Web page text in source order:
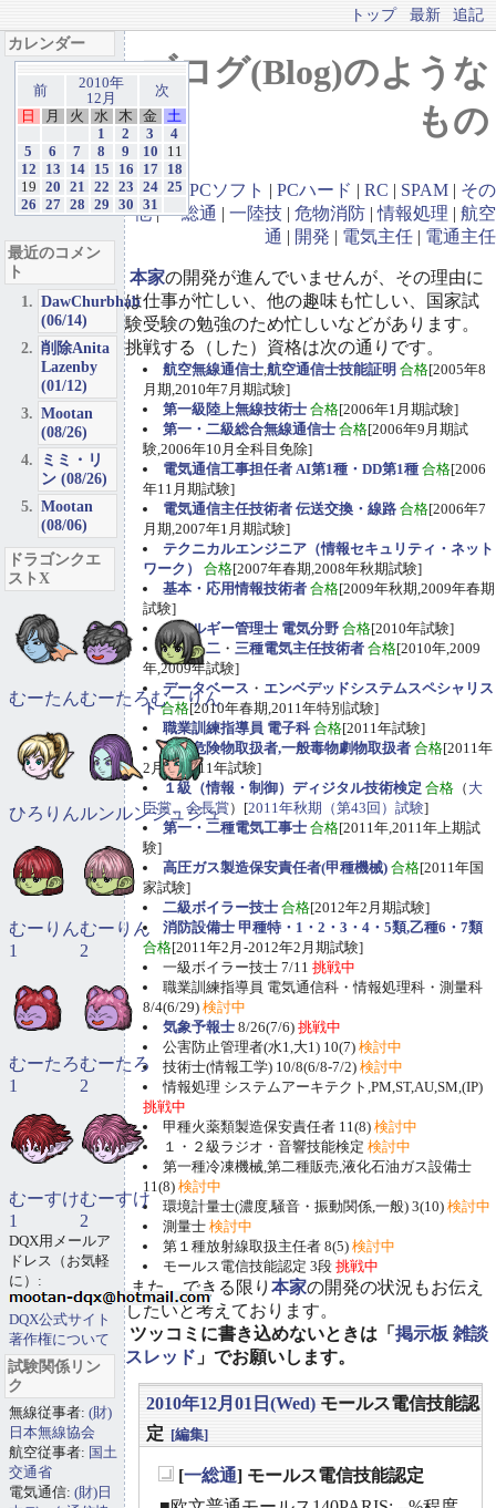
トップ 最新 追記
ブログ(Blog)のような
もの
GBA| PCソフト | PCハード | RC | SPAM | その
他|一総通 | 一陸技 | 危物消防 |情報処理 | 航空
通 | 開発 | 電気主任 | 電通主任
本家の開発が進んでいませんが、その理由に
は仕事が忙しい、他の趣味も忙しい、国家試
験受験の勉強のため忙しいなどがあります。
挑戦する（した）資格は次の通りです。
航空無線通信士,航空通信士技能証明 合格[2005年8
月期,2010年7月期試験]
第一級陸上無線技術士 合格[2006年1月期試験]
第一・二級総合無線通信士 合格[2006年9月期試
験,2006年10月全科目免除]
電気通信工事担任者 AI第1種・DD第1種 合格[2006
年11月期試験]
電気通信主任技術者 伝送交換・線路 合格[2006年7
月期,2007年1月期試験]
テクニカルエンジニア（情報セキュリティ・ネット
ワーク）
合格[2007年春期,2008年秋期試験]
基本・応用情報技術者 合格[2009年秋期,2009年春期
試験]
エネルギー管理士 電気分野 合格[2010年試験]
第一・二 ・ 三種電気主任技術者 合格[2010年,2009
年,2009年試験]
データベース ・ エンベデッドシステムスペシャリス
ト 合格[2010年春期,2011年特別試験]
職業訓練指導員 電子科 合格[2011年試験]
甲種危険物取扱者,一般毒物劇物取扱者 合格[2011年
2月期,2011年試験]
１級（情報・制御）ディジタル技術検定 合格 （ 大
臣賞、会長賞）[2011年秋期（第43回）試験]
第一・二種電気工事士 合格[2011年,2011年上期試
験]
高圧ガス製造保安責任者(甲種機械) 合格[2011年国
家試験]
二級ボイラー技士 合格[2012年2月期試験]
消防設備士 甲種特・1・2・3・4・5類,乙種6・7類
合格[2011年2月-2012年2月期試験]
一級ボイラー技士 7/11 挑戦中
職業訓練指導員 電気通信科・情報処理科・測量科
8/4(6/29) 検討中
気象予報士 8/26(7/6) 挑戦中
公害防止管理者(水1,大1) 10(7) 検討中
技術士(情報工学) 10/8(6/8-7/2) 検討中
情報処理 システムアーキテクト,PM,ST,AU,SM,(IP)
挑戦中
甲種火薬類製造保安責任者 11(8) 検討中
１・２級ラジオ・音響技能検定 検討中
第一種冷凍機械,第二種販売,液化石油ガス設備士
11(8) 検討中
環境計量士(濃度,騒音・振動関係,一般) 3(10) 検討中
測量士 検討中
第１種放射線取扱主任者 8(5) 検討中
モールス電信技能認定 3段 挑戦中
また、できる限り 本家の開発の状況もお伝え
したいと考えております。
ツッコミに書き込めないときは「 掲示板 雑談
スレッド 」でお願いします。
2010年12月01日(Wed) モールス電信技能認
定 [編集]
[一総通] モールス電信技能認定
カレンダー
前
2010年
12月
次
日
月 火 水 木 金
土
1
2 3
4
5
6 7 8 9 10
11
12
13 14 15 16 17
18
19
20 21 22 23 24 25
26
27 28 29 30 31
最近のコメン
ト
DawChurbhab
(06/14)
削除Anita
Lazenby
(01/12)
Mootan
(08/26)
ミミ・リ
ン (08/26)
Mootan
(08/06)
ドラゴンクエ
ストX
むーたんむーたろむーりん
ひろりんルンルンジュジュ
むーりん
1
むーりん
2
むーたろ
1
むーたろ
2
むーすけ
1
むーすけ
2
DQX用メールア
ドレス（お気軽
に）:
DQX公式サイト
著作権について
試験関係リン
ク
無線従事者: (財)
日本無線協会
航空従事者: 国土
交通省
電気通信: (財)日